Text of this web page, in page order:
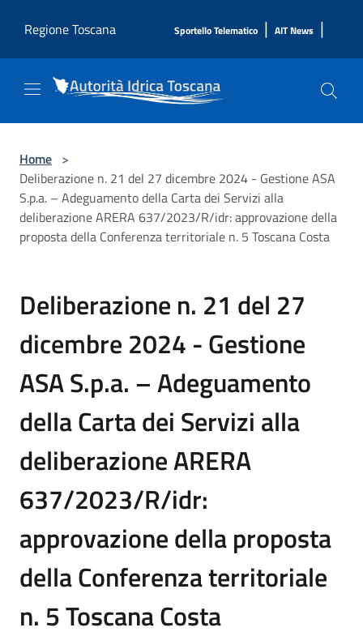
Regione Toscana
Sportello Telematico | AIT News |
Home >
Deliberazione n. 21 del 27 dicembre 2024 - Gestione ASA
S.p.a. – Adeguamento della Carta dei Servizi alla
deliberazione ARERA 637/2023/R/idr: approvazione della
proposta della Conferenza territoriale n. 5 Toscana Costa
Deliberazione n. 21 del 27
dicembre 2024 - Gestione
ASA S.p.a. – Adeguamento
della Carta dei Servizi alla
deliberazione ARERA
637/2023/R/idr:
approvazione della proposta
della Conferenza territoriale
n. 5 Toscana Costa